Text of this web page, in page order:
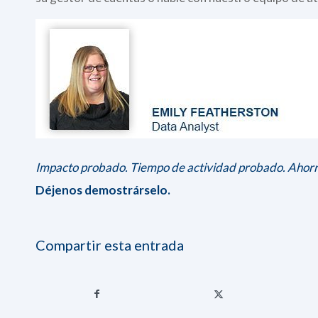
Impacto probado. Tiempo de actividad probado.
Déjenos demostrárselo.
Compartir esta entrada